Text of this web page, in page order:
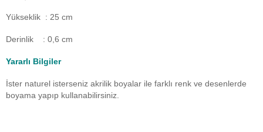
Yükseklik : 25 cm
Derinlik : 0,6 cm
Yararlı Bilgiler
İster naturel isterseniz akrilik boyalar ile farklı renk ve desenlerde
boyama yapıp kullanabilirsiniz.